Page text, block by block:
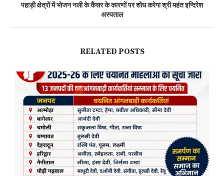
पहाड़ी क्षेत्रों में भोजन नली के कैंसर के कारणों पर शोध करेगा श्री महंत इन्दिरेश
अस्पताल
RELATED POSTS